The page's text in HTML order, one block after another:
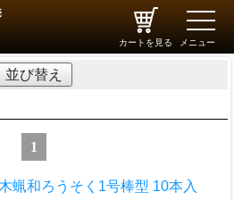
カートを見る
toggle
メニュー
並び替え
1
蝋和ろうそく1号棒型 10本入